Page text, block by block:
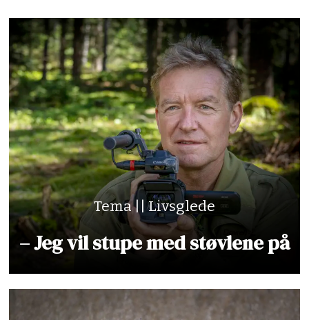
Tema || Livsglede
– Jeg vil stupe med støvlene på